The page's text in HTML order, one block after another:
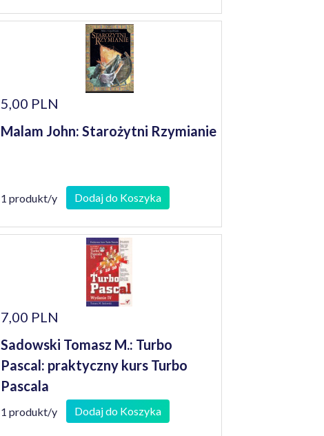
5,00 PLN
Malam John: Starożytni Rzymianie
1 produkt/y Dodaj do Koszyka
7,00 PLN
Sadowski Tomasz M.: Turbo
Pascal: praktyczny kurs Turbo
Pascala
1 produkt/y Dodaj do Koszyka